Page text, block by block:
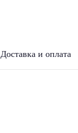
Доставка и оплата